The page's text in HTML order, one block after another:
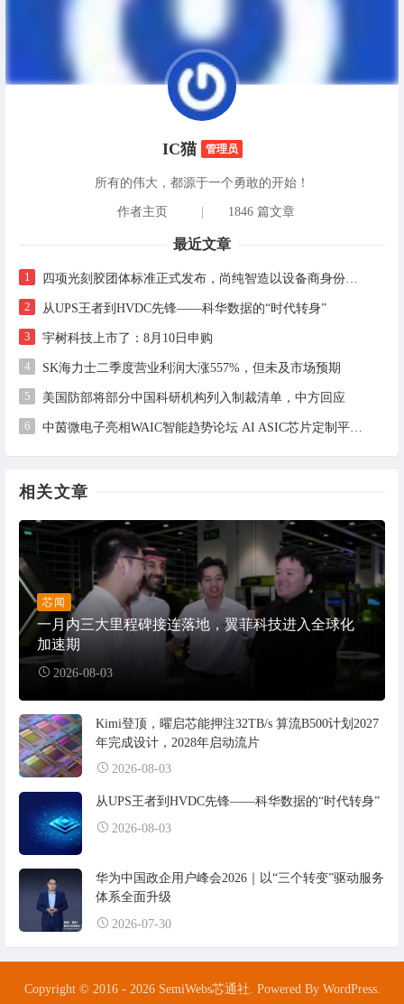
IC猫 管理员
所有的伟大，都源于一个勇敢的开始！
作者主页 | 1846 篇文章
最近文章
1
2 从UPS王者到HVDC先锋——科华数据的“时代转身”
3 宇树科技上市了：8月10日申购
4 SK海力士二季度营业利润大涨557%，但未及市场预期
5 美国防部将部分中国科研机构列入制裁清单，中方回应
6
相关文章
芯闻
一月内三大里程碑接连落地，翼菲科技进入全球化
加速期
2026-08-03
Kimi登顶，曜启芯能押注32TB/s 算流B500计划2027
年完成设计，2028年启动流片
2026-08-03
从UPS王者到HVDC先锋——科华数据的“时代转身”
2026-08-03
华为中国政企用户峰会2026｜以“三个转变”驱动服务
体系全面升级
2026-07-30
Copyright © 2016 - 2026 SemiWebs芯通社. Powered By WordPress.